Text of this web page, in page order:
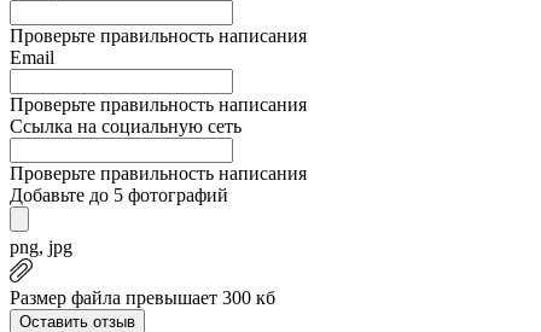
Проверьте правильность написания
Email
Проверьте правильность написания
Ссылка на социальную сеть
Проверьте правильность написания
Добавьте до 5 фотографий
png, jpg
Размер файла превышает 300 кб
Оставить отзыв